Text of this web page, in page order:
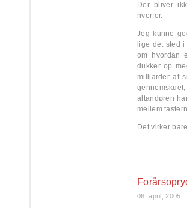
Der bliver
hvorfor.
Jeg kunne
lige dét sted
om hvordan
dukker op
milliarder af
altandøren
mellem
Det virker
06. april, 2005